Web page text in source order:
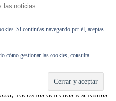
críticas, tráilers, estrenos.
Todos los derechos reservados
Si continúas navegando por él, aceptas
cómo gestionar las cookies, consulta: